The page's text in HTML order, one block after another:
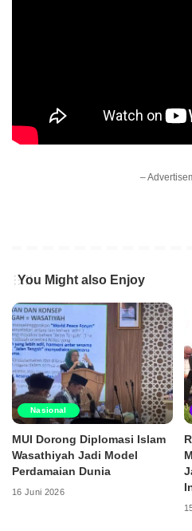
–
You Might also Enjoy
Nasional
MUI Dorong Diplomasi Islam
Wasathiyah Jadi Model
Perdamaian Dunia
16 Juni 2026